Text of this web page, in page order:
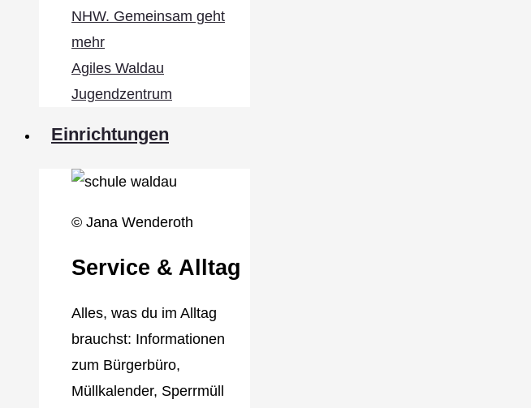
NHW. Gemeinsam geht
mehr
Agiles Waldau
Jugendzentrum
Einrichtungen
© Jana Wenderoth
Service & Alltag
Alles, was du im Alltag
brauchst: Informationen
zum Bürgerbüro,
Müllkalender, Sperrmüll